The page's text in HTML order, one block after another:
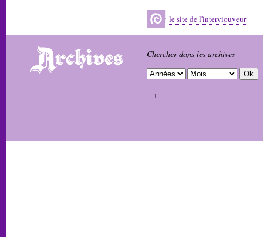
le site de l'interviouveur
Chercher dans les archives
1